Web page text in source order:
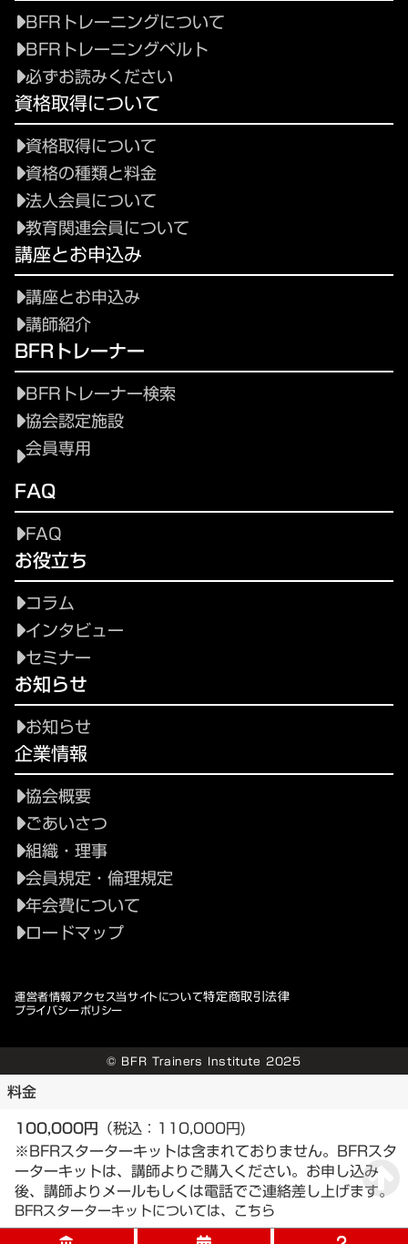
BFRトレーニングについて
BFRトレーニングベルト
必ずお読みください
資格取得について
資格取得について
資格の種類と料金
法人会員について
教育関連会員について
講座とお申込み
講座とお申込み
講師紹介
BFRトレーナー
BFRトレーナー検索
協会認定施設
会員専用
FAQ
FAQ
お役立ち
コラム
インタビュー
セミナー
お知らせ
お知らせ
企業情報
協会概要
ごあいさつ
組織・理事
会員規定・倫理規定
年会費について
ロードマップ
運営者情報アクセス当サイトについて特定商取引法律
プライバシーポリシー
© BFR Trainers Institute 2025
料金
100,000円 （税込：110,000円)
※BFRスターターキットは含まれておりません。BFRスタ
ーターキットは、講師よりご購入ください。お申し込み
後、講師よりメールもしくは電話でご連絡差し上げます。
BFRスターターキットについては、こちら